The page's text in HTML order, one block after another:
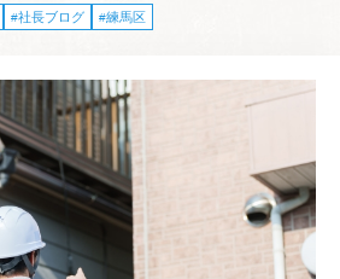
社長ブログ 練馬区